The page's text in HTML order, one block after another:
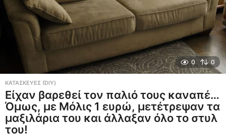
0 0
ΚΑΤΑΣΚΕΥΕΣ (DIY)
Είχαν βαρεθεί τον παλιό τους καναπέ…
Όμως, με Μόλις 1 ευρώ, μετέτρεψαν τα
μαξιλάρια του και άλλαξαν όλο το στυλ
του!